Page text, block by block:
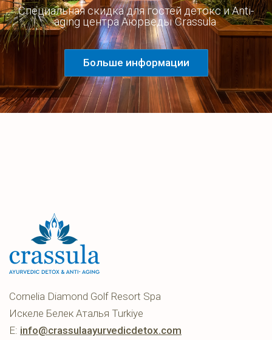
Специальная скидка для гостей детокс и Anti-
aging центра Аюрведы Crassula
Больше информации
Cornelia Diamond Golf Resort Spa
Искеле Белек Аталья Turkiye
E: info@crassulaayurvedicdetox.com